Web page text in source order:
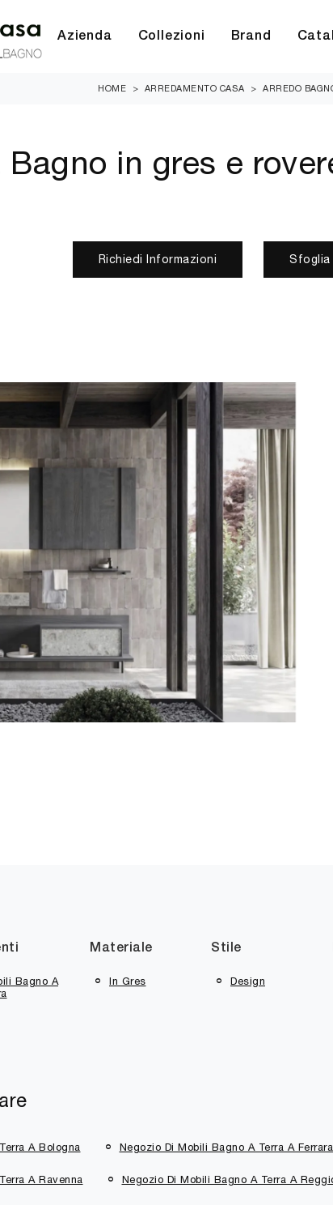
Azienda Collezioni Brand
HOME > ARREDAMENTO CASA > ARREDO
in gres e
Richiedi Informazioni Sfoglia
Bagno A
Materiale
In Gres
Stile
Design
A Bologna Negozio Di Mobili Bagno A Terra A Ferrara
A Ravenna Negozio Di Mobili Bagno A Terra A